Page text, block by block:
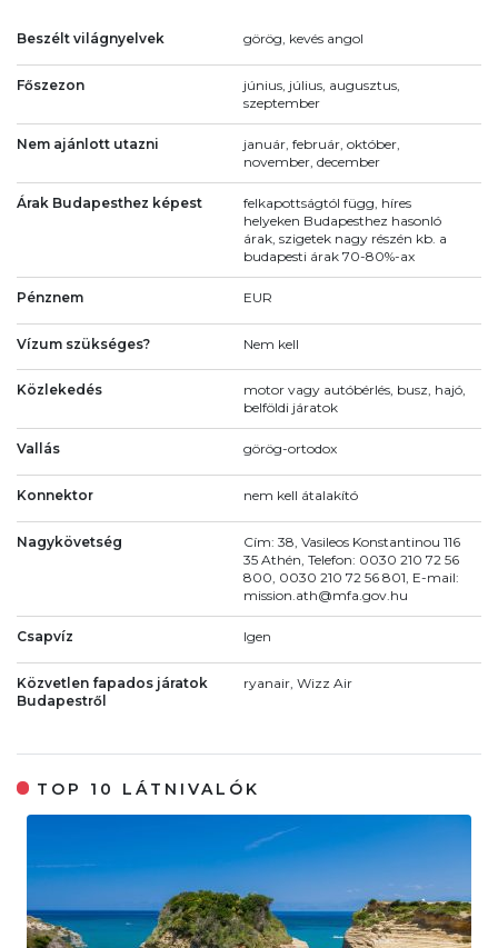
Beszélt világnyelvek görög, kevés angol
Főszezon
június, július, augusztus,
szeptember
Nem ajánlott utazni
január, február, október,
november, december
Árak Budapesthez képest
felkapottságtól függ, híres
helyeken Budapesthez hasonló
árak, szigetek nagy részén kb. a
budapesti árak 70-80%-ax
Pénznem EUR
Vízum szükséges? Nem kell
Közlekedés
motor vagy autóbérlés, busz, hajó,
belföldi járatok
Vallás görög-ortodox
Konnektor nem kell átalakító
Nagykövetség
Cím: 38, Vasileos Konstantinou 116
35 Athén, Telefon: 0030 210 72 56
800, 0030 210 72 56 801, E-mail:
mission.ath@mfa.gov.hu
Csapvíz Igen
Közvetlen fapados járatok
Budapestről
ryanair, Wizz Air
TOP 10 LÁTNIVALÓK